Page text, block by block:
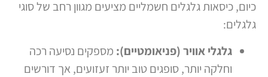
כיום, כיסאות גלגלים חשמליים מציעים מגוון רחב של סוגי
גלגלים:
גלגלי אוויר (פניאומטיים):מספקים נסיעה רכה
וחלקה יותר, סופגים טוב יותר זעזועים, אך דורשים